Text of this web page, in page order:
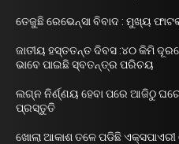
ତେଜୁଛି ରେଭେନ୍ସା ବିବାଦ : ମୁଖ୍ୟ
ଜାତୀୟ ହସ୍ତତନ୍ତ ଦିବସ :୪୦ କିମି
ଭାବେ ପାଇଛି ସ୍ବତନ୍ତ୍ର ପରିଚୟ
ଲଗ୍ନ ନିର୍ଣ୍ଣୟ ହେବା ପରେ ଆଜିଠୁ
ପ୍ରସ୍ତୁତି
ଖୋଲା ଆକାଶ ତଳେ ପଡିଛି